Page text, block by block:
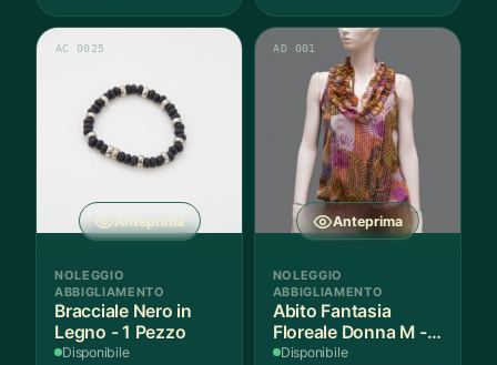
Anteprima
AC 0025
NOLEGGIO
ABBIGLIAMENTO
Bracciale Nero in
Legno - 1 Pezzo
Disponibile
Anteprima
AD 001
NOLEGGIO
ABBIGLIAMENTO
Abito Fantasia
Floreale Donna M - 1
Pezzo
Disponibile